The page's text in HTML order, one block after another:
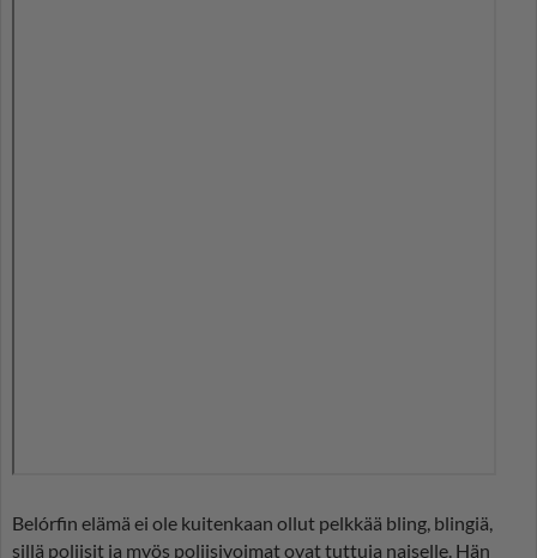
Belórfin elämä ei ole kuitenkaan ollut pelkkää bling, blingiä,
sillä poliisit ja myös poliisivoimat ovat tuttuja naiselle. Hän